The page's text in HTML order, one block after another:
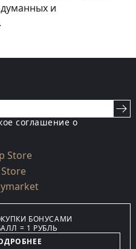
и
соглашение о
БОНУСАМИ
= 1 РУБЛЬ